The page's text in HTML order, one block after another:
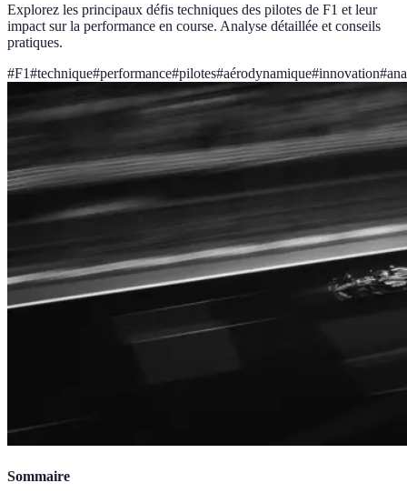
Explorez les principaux défis techniques des pilotes de F1 et leur
impact sur la performance en course. Analyse détaillée et conseils
pratiques.
#F1#technique#performance#pilotes#aérodynamique#innovation#
Sommaire